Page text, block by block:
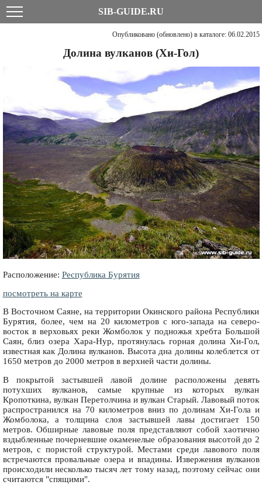
SIB-GUIDE.RU
Опубликовано (обновлено) в каталоге: 06.02.2015
Долина вулканов (Хи-Гол)
Расположение: Республика Бурятия
посмотреть на карте
В Восточном Саяне, на территории Окинского района Республики
Бурятия, более, чем на 20 километров с юго-запада на северо-
восток в верховьях реки Жомболок у подножья хребта Большой
Саян, близ озера Хара-Нур, протянулась горная долина Хи-Гол,
известная как Долина вулканов. Высота дна долины колеблется от
1650 метров до 2000 метров в верхней части долины.
В покрытой застывшей лавой долине расположены девять
потухших вулканов, самые крупные из которых вулкан
Кропоткина, вулкан Перетолчина и вулкан Старый. Лавовый поток
распространился на 70 километров вниз по долинам Хи-Гола и
Жомболока, а толщина слоя застывшей лавы достигает 150
метров. Обширные лавовые поля представляют собой хаотично
вздыбленные почерневшие окаменелые образования высотой до 2
метров, с пористой структурой. Местами среди лавового поля
встречаются провальные озера и впадины. Извержения вулканов
происходили несколько тысяч лет тому назад, поэтому сейчас они
считаются "спящими".